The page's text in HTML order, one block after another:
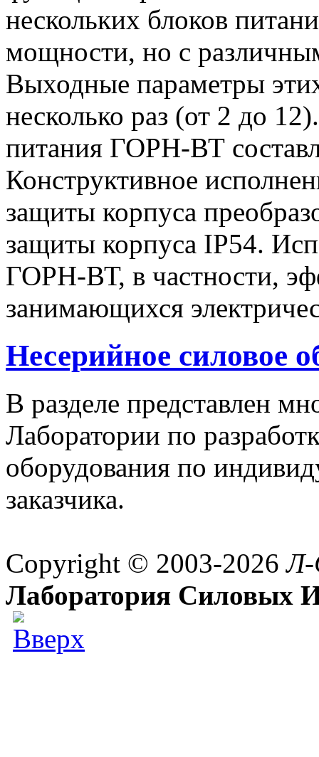
нескольких блоков
мощности, но с
Выходные параметры
несколько раз (от 2 до
питания ГОРН-ВТ
Конструктивное
защиты корпуса
защиты корпуса IP54.
ГОРН-ВТ, в частности,
занимающихся
Несерийное силовое
В разделе представлен
Лаборатории по
оборудования по
заказчика.
Copyright © 2003-2026
Лаборатория Силовых